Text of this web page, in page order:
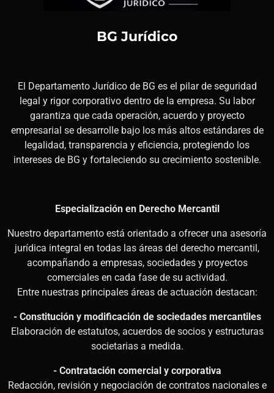
BG Jurídico
El Departamento Jurídico de BG es el pilar de seguridad
legal y rigor corporativo dentro de la empresa. Su labor
garantiza que cada operación, acuerdo y proyecto
empresarial se desarrolle bajo los más altos estándares de
legalidad, transparencia y eficiencia, protegiendo los
intereses de BG y fortaleciendo su crecimiento sostenible.
Especialización en Derecho Mercantil
Nuestro departamento está orientado a ofrecer una asesoría
jurídica integral en todas las áreas del derecho mercantil,
acompañando a empresas, sociedades y proyectos
comerciales en cada fase de su actividad.
Entre nuestras principales áreas de actuación destacan:
- Constitución y modificación de sociedades mercantiles
Elaboración de estatutos, acuerdos de socios y estructuras
societarias a medida.
- Contratación comercial y corporativa
Redacción, revisión y negociación de contratos nacionales e